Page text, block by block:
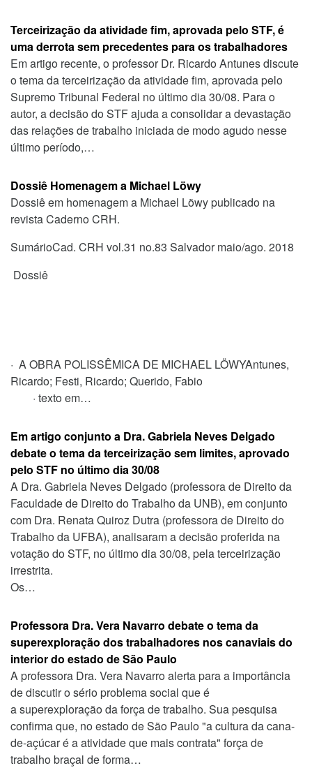
Terceirização da atividade fim, aprovada pelo STF, é
uma derrota sem precedentes para os trabalhadores
Em artigo recente, o professor Dr. Ricardo Antunes discute
o tema da terceirização da atividade fim, aprovada pelo
Supremo Tribunal Federal no último dia 30/08. Para o
autor, a decisão do STF ajuda a consolidar a devastação
das relações de trabalho iniciada de modo agudo nesse
último período,…
Dossiê Homenagem a Michael Löwy
Dossiê em homenagem a Michael Löwy publicado na
revista Caderno CRH.
SumárioCad. CRH vol.31 no.83 Salvador maio/ago. 2018
Dossiê
· A OBRA POLISSÊMICA DE MICHAEL LÖWYAntunes,
Ricardo; Festi, Ricardo; Querido, Fabio
· texto em…
Em artigo conjunto a Dra. Gabriela Neves Delgado
debate o tema da terceirização sem limites, aprovado
pelo STF no último dia 30/08
A Dra. Gabriela Neves Delgado (professora de Direito da
Faculdade de Direito do Trabalho da UNB), em conjunto
com Dra. Renata Quiroz Dutra (professora de Direito do
Trabalho da UFBA), analisaram a decisão proferida na
votação do STF, no último dia 30/08, pela terceirização
irrestrita.
Os…
Professora Dra. Vera Navarro debate o tema da
superexploração dos trabalhadores nos canaviais do
interior do estado de São Paulo
A professora Dra. Vera Navarro alerta para a importância
de discutir o sério problema social que é
a superexploração da força de trabalho. Sua pesquisa
confirma que, no estado de São Paulo "a cultura da cana-
de-açúcar é a atividade que mais contrata" força de
trabalho braçal de forma…